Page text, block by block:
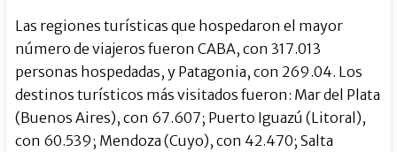
Las regiones turísticas que hospedaron el mayor
número de viajeros fueron CABA, con 317.013
personas hospedadas, y Patagonia, con 269.04. Los
destinos turísticos más visitados fueron: Mar del Plata
(Buenos Aires), con 67.607; Puerto Iguazú (Litoral),
con 60.539; Mendoza (Cuyo), con 42.470; Salta